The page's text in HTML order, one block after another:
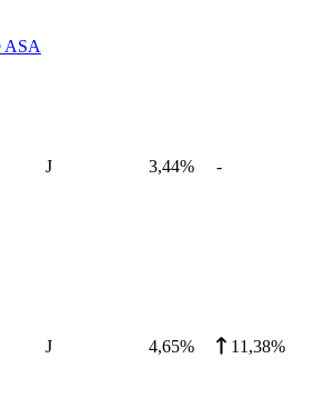
ASA
J 3,44% -
J 4,65% 11,38%